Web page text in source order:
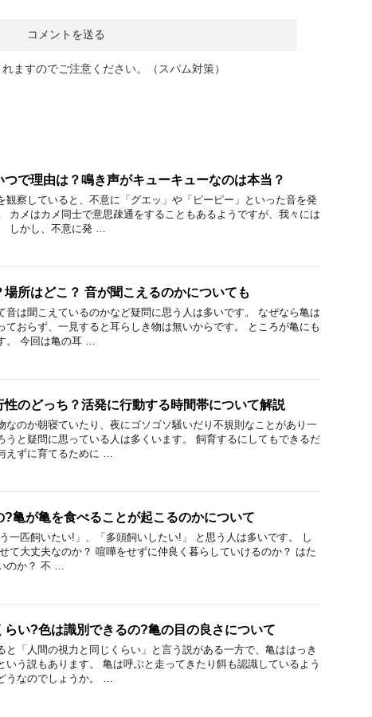
ますのでご注意ください。（スパム対策）
で理由は？鳴き声がキューキューなのは本当？
観察していると、不意に「グエッ」や「ピーピー」といった音を発
カメはカメ同士で意思疎通をすることもあるようですが、我々には
しかし、不意に発 …
所はどこ？ 音が聞こえるのかについても
音は聞こえているのかなど疑問に思う人は多いです。 なぜなら亀は
ておらず、一見すると耳らしき物は無いからです。 ところが亀にも
。 今回は亀の耳 …
性のどっち？活発に行動する時間帯について解説
なのか朝寝ていたり、夜にゴソゴソ騒いだり不規則なことがあり一
うと疑問に思っている人は多くいます。 飼育するにしてもできるだ
えずに育てるために …
?亀が亀を食べることが起こるのかについて
一匹飼いたい!」、「多頭飼いしたい!」 と思う人は多いです。 し
て大丈夫なのか？ 喧嘩をせずに仲良く暮らしていけるのか？ はた
のか？ 不 …
らい?色は識別できるの?亀の目の良さについて
と「人間の視力と同じくらい」と言う説がある一方で、亀ははっき
いう説もあります。 亀は呼ぶと走ってきたり餌も認識しているよう
うなのでしょうか。 …